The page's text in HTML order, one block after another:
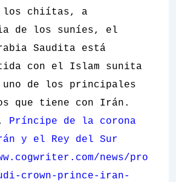
los chiítas, a
de los suníes, el
Saudita está
con el Islam sunita
uno de los principales
que tiene con Irán.
Príncipe de la corona
y el Rey del Sur
news/pro
crown-prince-iran-